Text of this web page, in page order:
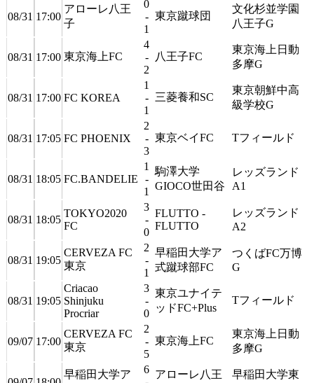
08/31 17:00
アローレ八王
子
0
-
1
東京蹴球団
文化杉並学園
八王子G
08/31 17:00 東京海上FC
4
-
2
八王子FC
東京海上日動
多摩G
08/31 17:00 FC KOREA
1
-
1
三菱養和SC
東京朝鮮中高
級学校G
08/31 17:05 FC PHOENIX
2
-
3
東京ベイFC Tフィールド
08/31 18:05 FC.BANDELIE
1
-
1
駒澤大学
GIOCO世田谷
レッズランド
A1
08/31 18:05
TOKYO2020
FC
3
-
0
FLUTTO -
FLUTTO
レッズランド
A2
08/31 19:05
CERVEZA FC
東京
2
-
1
早稲田大学ア
式蹴球部FC
つくばFC万博
G
08/31 19:05
Criacao
Shinjuku
Procriar
3
-
0
東京ユナイテ
ッドFC+Plus
Tフィールド
09/07 17:00
CERVEZA FC
東京
2
-
5
東京海上FC
東京海上日動
多摩G
早稲田大学ア
6 アローレ八王
早稲田大学東